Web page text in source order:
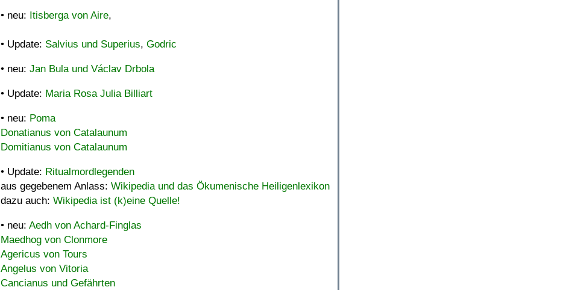
• neu: Itisberga von Aire,
• Update: Salvius und Superius, Godric
• neu: Jan Bula und Václav Drbola
• Update: Maria Rosa Julia Billiart
• neu: Poma
Donatianus von Catalaunum
Domitianus von Catalaunum
• Update: Ritualmordlegenden
aus gegebenem Anlass: Wikipedia und das Ökumenische Heiligenlexikon
dazu auch: Wikipedia ist (k)eine Quelle!
• neu: Aedh von Achard-Finglas
Maedhog von Clonmore
Agericus von Tours
Angelus von Vitoria
Cancianus und Gefährten